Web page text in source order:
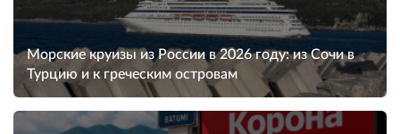
Морские круизы из России в 2026 году: из Сочи в
Турцию и к греческим островам